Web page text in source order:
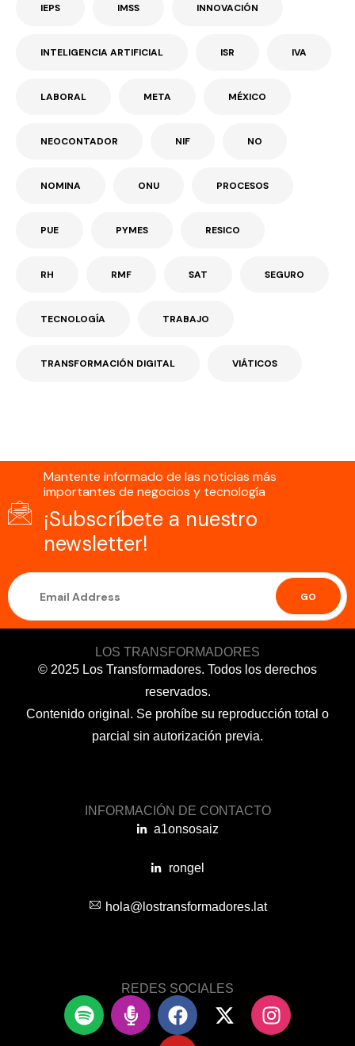
IEPS IMSS INNOVACIÓN
INTELIGENCIA ARTIFICIAL ISR IVA
LABORAL META MÉXICO
NEOCONTADOR NIF NO
NOMINA ONU PROCESOS
PUE PYMES RESICO
RH RMF SAT SEGURO
TECNOLOGÍA TRABAJO
TRANSFORMACIÓN DIGITAL VIÁTICOS
Mantente informado de las noticias más
importantes de negocios y tecnología
¡Subscríbete a nuestro
newsletter!
GO
LOS TRANSFORMADORES
© 2025 Los Transformadores. Todos los derechos
reservados.
Contenido original. Se prohíbe su reproducción total o
parcial sin autorización previa.
INFORMACIÓN DE CONTACTO
a1onsosaiz
rongel
hola@lostransformadores.lat
REDES SOCIALES